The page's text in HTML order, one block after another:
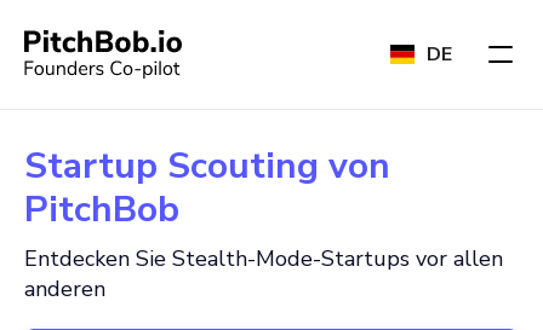
DE
Startup Scouting von
PitchBob
Entdecken Sie Stealth-Mode-Startups vor allen
anderen